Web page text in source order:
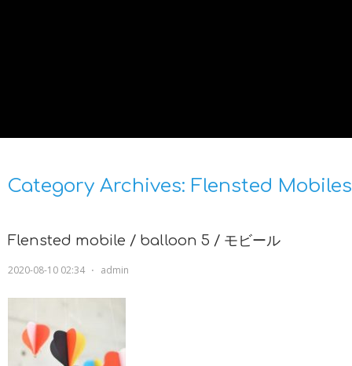
Category Archives: Flensted Mobiles
Flensted mobile / balloon 5 / モビール
2020-08-10 02:34 ⋅ admin